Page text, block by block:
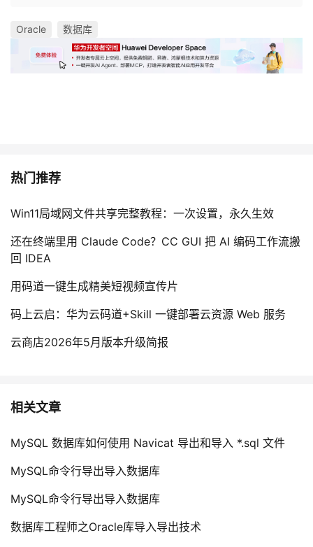
Oracle 数据库
热门推荐
Win11局域网文件共享完整教程：一次设置，永久生效
还在终端里用 Claude Code？CC GUI 把 AI 编码工作流搬
回 IDEA
用码道一键生成精美短视频宣传片
码上云启：华为云码道+Skill 一键部署云资源 Web 服务
云商店2026年5月版本升级简报
相关文章
MySQL 数据库如何使用 Navicat 导出和导入 *.sql 文件
MySQL命令行导出导入数据库
MySQL命令行导出导入数据库
数据库工程师之Oracle库导入导出技术